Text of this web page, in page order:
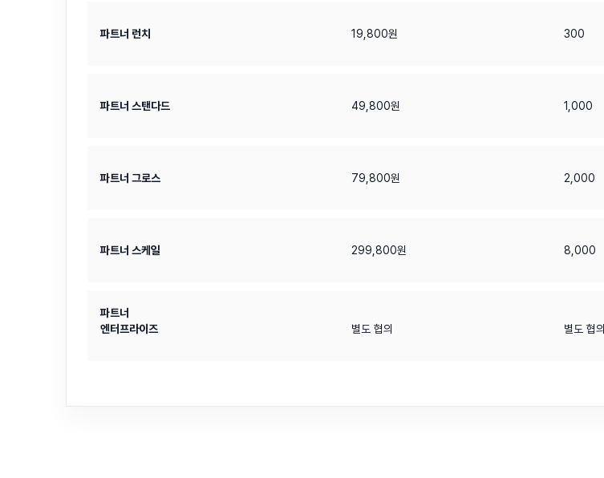
파트너 런치 19,800원 300
파트너 스탠다드 49,800원 1,000
파트너 그로스 79,800원 2,000
파트너 스케일 299,800원 8,000
파트너
엔터프라이즈
별도 협의 별도 협의